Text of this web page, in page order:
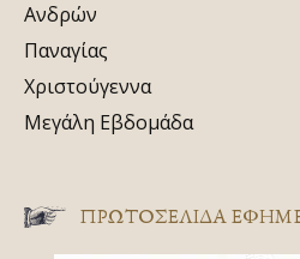
Ανδρών
Παναγίας
Χριστούγεννα
Μεγάλη Εβδομάδα
ΠΡΩΤΟΣΈΛΙΔΑ